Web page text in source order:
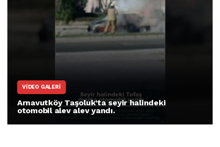
VIDEO GALERI
Arnavutköy Taşoluk’ta seyir halindeki
otomobil alev alev yandı.